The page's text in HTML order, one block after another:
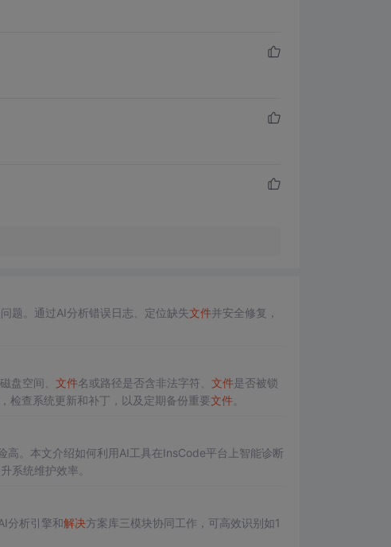
题。通过AI分析错误日志、定位缺失文件并安全修复，
盘空间、 文件名或路径是否含非法字符、 文件是否被锁
检查系统更新和补丁，以及定期备份重要文件。
。本文介绍如何利用AI工具在InsCode平台上智能诊断
系统维护效率。
分析引擎和解决方案库三模块协同工作，可高效识别如1